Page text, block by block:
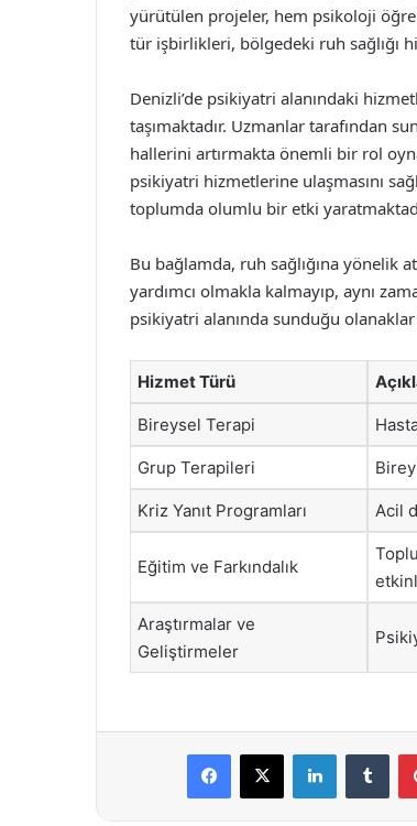
yürütülen projeler, hem psikoloji
tür işbirlikleri, bölgedeki ruh sağlığı
Denizli’de psikiyatri alanındaki
taşımaktadır. Uzmanlar tarafından
hallerini artırmakta önemli bir rol
psikiyatri hizmetlerine ulaşmasını
toplumda olumlu bir etki
Bu bağlamda, ruh sağlığına yönelik
yardımcı olmakla kalmayıp, aynı
psikiyatri alanında sunduğu
Hizmet Türü
Bireysel Terapi
Grup Terapileri
Kriz Yanıt Programları Acil
Eğitim ve Farkındalık
Araştırmalar ve
Geliştirmeler
Facebook
X LinkedIn